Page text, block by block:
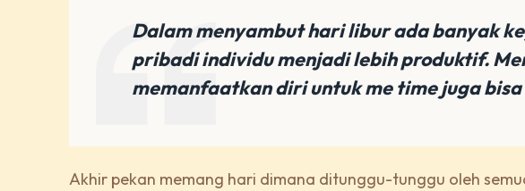
Dalam menyambut hari libur ada banyak
pribadi individu menjadi lebih produktif.
memanfaatkan diri untuk me time juga
Akhir pekan memang hari dimana ditunggu-tunggu oleh